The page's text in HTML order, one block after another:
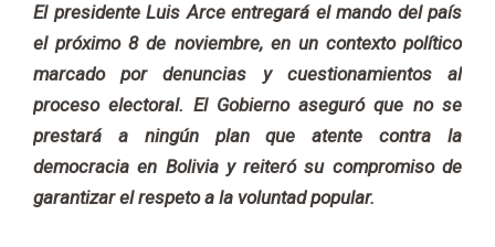
El presidente Luis Arce entregará el mando del país
el próximo 8 de noviembre, en un contexto político
marcado por denuncias y cuestionamientos al
proceso electoral. El Gobierno aseguró que no se
prestará a ningún plan que atente contra la
democracia en Bolivia y reiteró su compromiso de
garantizar el respeto a la voluntad popular.